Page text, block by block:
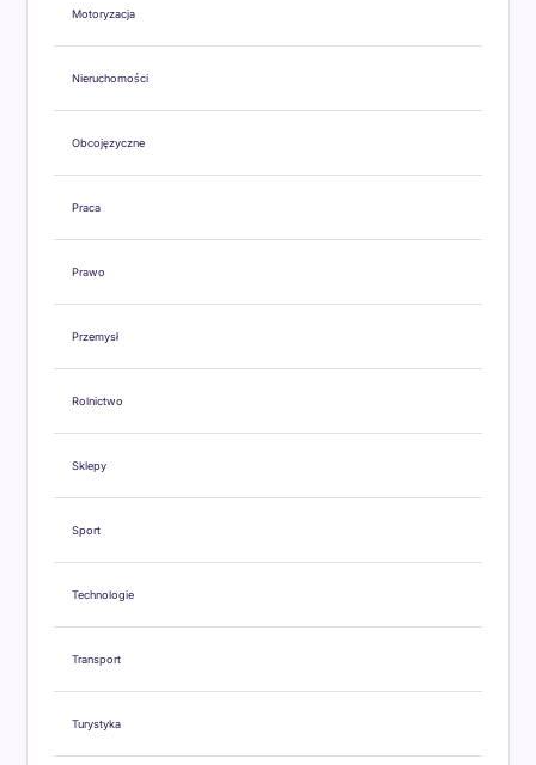
Motoryzacja
Nieruchomości
Obcojęzyczne
Praca
Prawo
Przemysł
Rolnictwo
Sklepy
Sport
Technologie
Transport
Turystyka